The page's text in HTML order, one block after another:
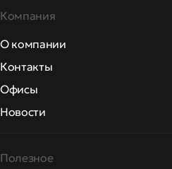
Компания
О компании
Контакты
Офисы
Новости
Полезное